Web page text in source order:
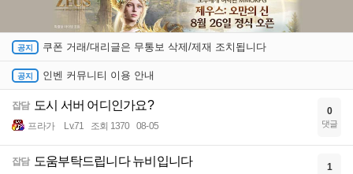
쿠폰 거래/대리글은 무통보 삭제/제재 조치됩니다
인벤 커뮤니티 이용 안내
잡담 도시 서버 어디인가요?
프라가 Lv.71 조회 1370 08-05
0
댓글
잡담 도움부탁드립니다 뉴비입니다 1